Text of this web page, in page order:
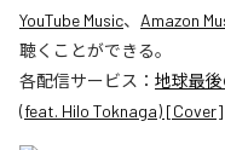
YouTube Music、 Amazon
聴くことができる。
各配信サービス： 地球最
(feat. Hilo Toknaga) [Cover]